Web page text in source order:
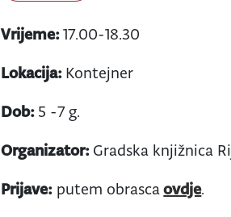
Vrijeme:17.00-18.30
Lokacija: Kontejner
Dob: 5 -7 g.
Organizator: Gradska knjižnica
Prijave: putem obrascaovdje.